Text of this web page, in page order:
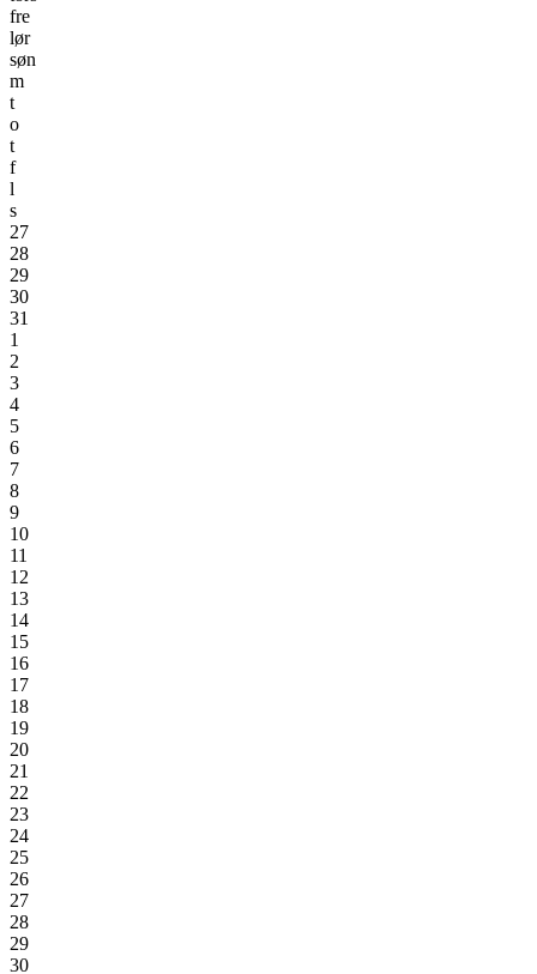
fre
lør
søn
m
t
o
t
f
l
s
27
28
29
30
31
1
2
3
4
5
6
7
8
9
10
11
12
13
14
15
16
17
18
19
20
21
22
23
24
25
26
27
28
29
30